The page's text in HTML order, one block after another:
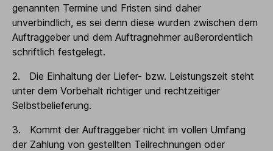
genannten Termine und Fristen sind daher
unverbindlich, es sei denn diese wurden zwischen dem
Auftraggeber und dem Auftragnehmer außerordentlich
schriftlich festgelegt.
2. Die Einhaltung der Liefer- bzw. Leistungszeit steht
unter dem Vorbehalt richtiger und rechtzeitiger
Selbstbelieferung.
3. Kommt der Auftraggeber nicht im vollen Umfang
der Zahlung von gestellten Teilrechnungen oder